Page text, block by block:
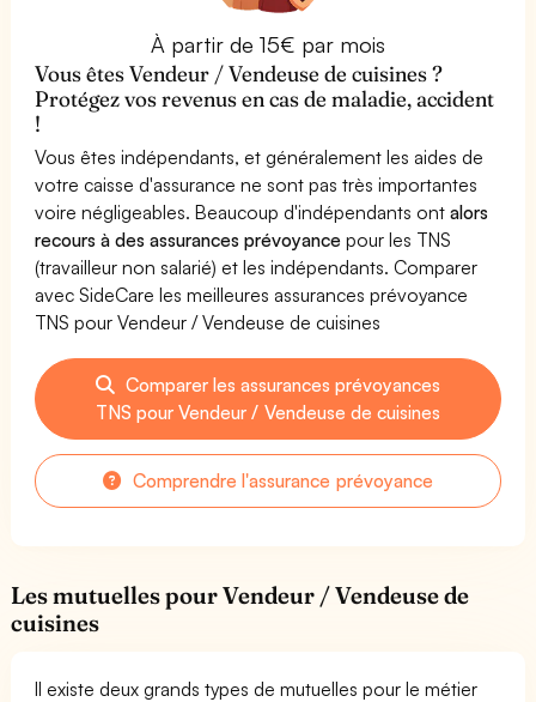
À partir de 15€ par mois
Vous êtes Vendeur / Vendeuse de cuisines ?
Protégez vos revenus en cas de maladie, accident
!
Vous êtes indépendants, et généralement les aides de
votre caisse d'assurance ne sont pas très importantes
voire négligeables. Beaucoup d'indépendants ontalors
recours à des assurances prévoyance pour les TNS
(travailleur non salarié) et les indépendants. Comparer
avec SideCare les meilleures assurances prévoyance
TNS pour Vendeur / Vendeuse de cuisines
Comparer les assurances prévoyances
TNS pour Vendeur / Vendeuse de cuisines
Comprendre l'assurance prévoyance
Les mutuelles pour Vendeur / Vendeuse de
cuisines
Il existe deux grands types de mutuelles pour le métier